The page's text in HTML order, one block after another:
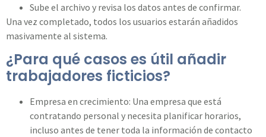
Sube el archivo y revisa los datos antes de confirmar.
Una vez completado, todos los usuarios estarán añadidos
masivamente al sistema.
¿Para qué casos es útil añadir
trabajadores ficticios?
Empresa en crecimiento: Una empresa que está
contratando personal y necesita planificar horarios,
incluso antes de tener toda la información de contacto